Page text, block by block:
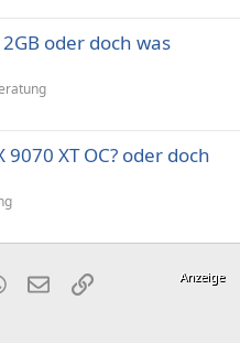
oder doch was
9070 XT OC? oder doch
WhatsApp
E-MailLink